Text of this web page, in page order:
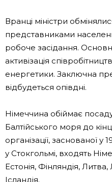
Вранці міністри
представниками
робоче засідання.
активізація
енергетики. Заключна
відбудеться опівдні.
Німеччина обіймає
Балтійського моря до
організації, заснованої
у Стокгольмі, входять
Естонія, Фінляндія,
Ісландія.